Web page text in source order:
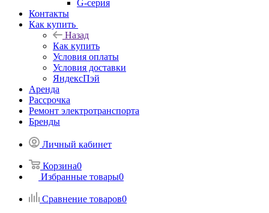
G-серия
Контакты
Как купить
Назад
Как купить
Условия оплаты
Условия доставки
ЯндексПэй
Аренда
Рассрочка
Ремонт электротранспорта
Бренды
Личный кабинет
Корзина0
Избранные товары0
Сравнение товаров0